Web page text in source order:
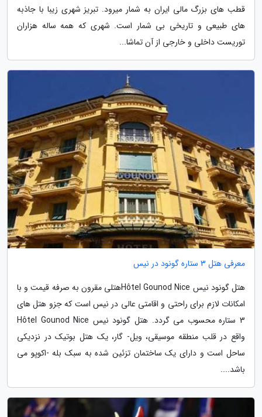
قطب های بزرگ مالی ایران به شمار میرود. تبریز شهری زیبا با جاذبه
های طبیعی و تاریخی بی شمار است. شهری که همه ساله هزاران
توریست داخلی و خارجی از آن تماشا...
معرفی هتل 3 ستاره گونود در نیس
هتل گونود نیس Hôtel Gounod Niceهتلی مقرون به صرفه قیمت و با
امکانات لازم برای راحتی و اقامتی عالی در نیس است که جزو هتل های
3 ستاره محسوب می گردد. هتل گونود نیس Hôtel Gounod Nice
واقع در قلب منطقه موسیقی، ویل- گار، یک هتل بوتیک در نزدیکی
ساحل است و دارای یک ساختمان تزئین شده به سبک بله -اکوپو می
باشد....